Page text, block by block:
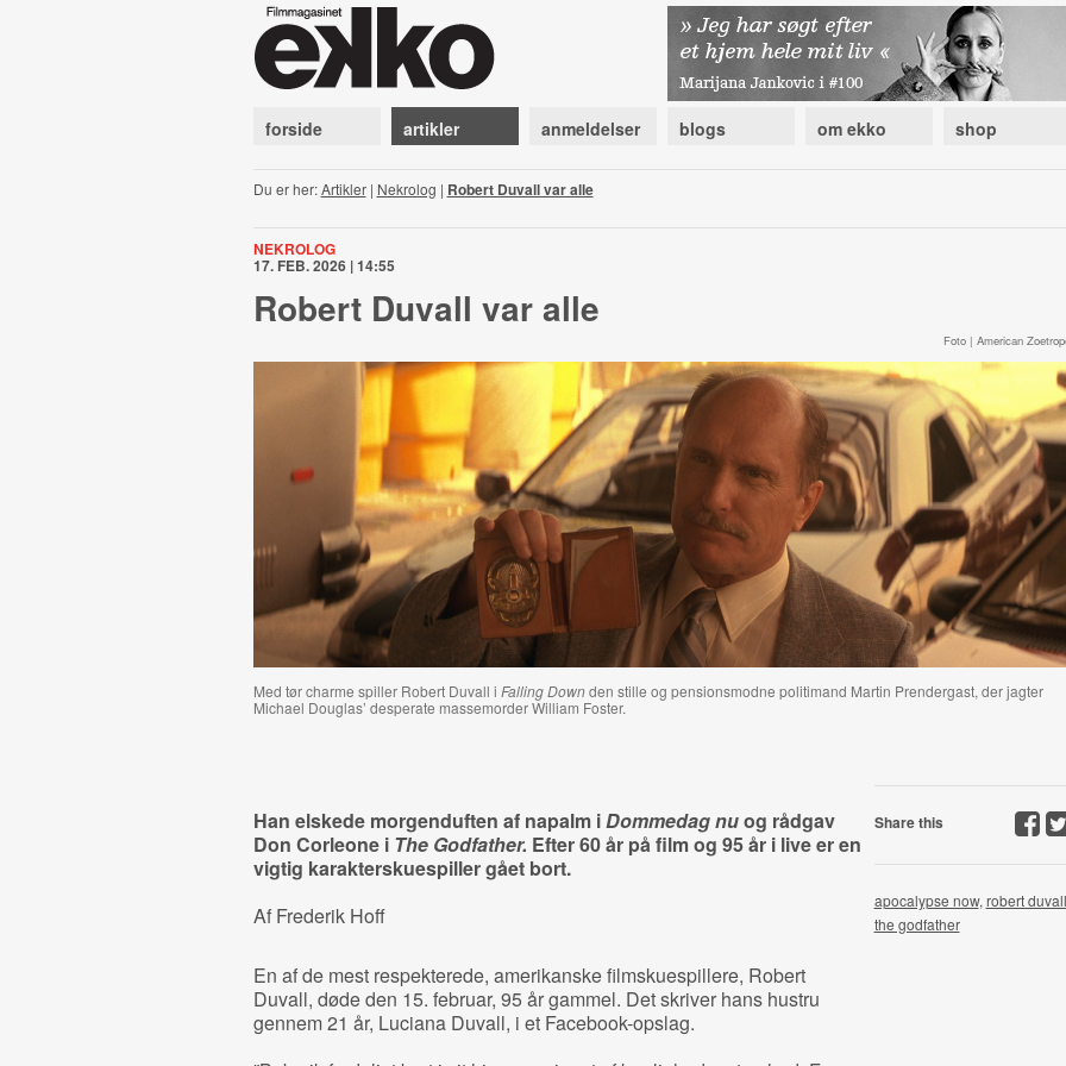
forside artikler anmeldelser blogs om ekko shop
Du er her:Artikler| Nekrolog | Robert Duvall var alle
NEKROLOG
17. FEB. 2026 | 14:55
Robert Duvall var alle
Foto | American
Med tør charme spiller Robert Duvall i Falling Downden stille og pensionsmodne politimand Martin Prendergast, der jagter
Michael Douglas’ desperate massemorder William Foster.
Han elskede morgenduften af napalm iDommedag nuog rådgav
Don Corleone i The Godfather. Efter 60 år på film og 95 år i live er en
vigtig karakterskuespiller gået bort.
Af Frederik Hoff
En af de mest respekterede, amerikanske filmskuespillere, Robert
Duvall, døde den 15. februar, 95 år gammel. Det skriver hans hustru
gennem 21 år, Luciana Duvall, i et Facebook-opslag.
Share this
apocalypse now, robert duvall
the godfather